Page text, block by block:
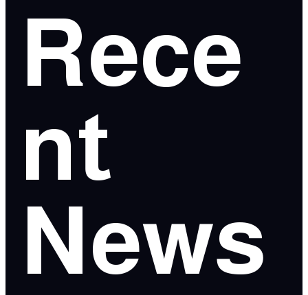
Rece
nt
News